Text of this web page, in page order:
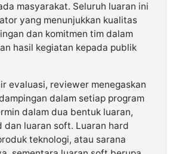
masyarakat. Seluruh luaran ini
yang menunjukkan kualitas
dan komitmen tim dalam
hasil kegiatan kepada publik
evaluasi, reviewer menegaskan
dalam setiap program
dalam dua bentuk luaran,
dan luaran soft. Luaran hard
teknologi, atau sarana